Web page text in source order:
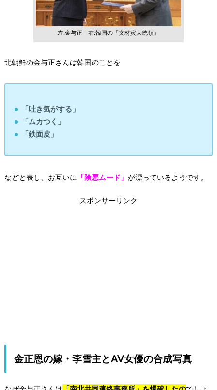
左:金与正 右:韓国の「文材寅大統領」
北朝鮮の金与正さんは韓国のことを
「吐き気がする」
「ムカつく」
「鉄面皮」
などと表し、お互いに 「険悪ムード」 が漂っているようです。
スポンサーリンク
金正恩の嫁・李雪主とAV女優の合成写真